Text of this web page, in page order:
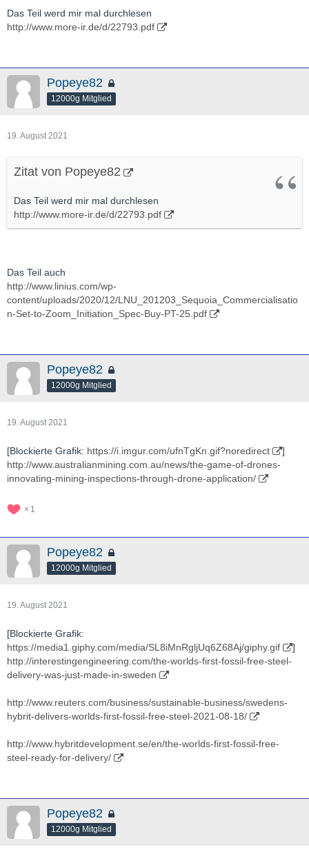
Das Teil werd mir mal durchlesen
http://www.more-ir.de/d/22793.pdf
Popeye82
12000g Mitglied
19. August 2021
Zitat von Popeye82
Das Teil werd mir mal durchlesen
http://www.more-ir.de/d/22793.pdf
Das Teil auch
http://www.linius.com/wp-
content/uploads/2020/12/LNU_201203_Sequoia_Commercialisatio
n-Set-to-Zoom_Initiation_Spec-Buy-PT-25.pdf
Popeye82
12000g Mitglied
19. August 2021
[Blockierte Grafik: https://i.imgur.com/ufnTgKn.gif?noredirect
]
http://www.australianmining.com.au/news/the-game-of-drones-
innovating-mining-inspections-through-drone-application/
1
Popeye82
12000g Mitglied
19. August 2021
[Blockierte Grafik:
https://media1.giphy.com/media/SL8iMnRgljUq6Z68Aj/giphy.gif
]
http://interestingengineering.com/the-worlds-first-fossil-free-steel-
delivery-was-just-made-in-sweden
http://www.reuters.com/business/sustainable-business/swedens-
hybrit-delivers-worlds-first-fossil-free-steel-2021-08-18/
http://www.hybritdevelopment.se/en/the-worlds-first-fossil-free-
steel-ready-for-delivery/
Popeye82
12000g Mitglied